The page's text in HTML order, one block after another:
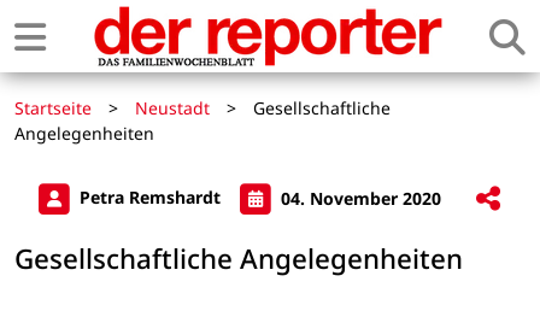
Startseite > Neustadt >
Gesellschaftliche
Angelegenheiten
Petra Remshardt 04. November 2020
Gesellschaftliche Angelegenheiten